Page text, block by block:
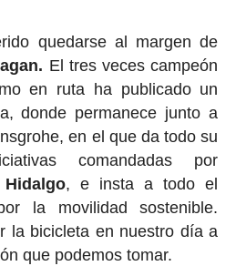
quedarse al margen de
El tres veces campeón
en ruta ha publicado un
donde permanece junto a
en el que da todo su
comandadas por
, e insta a todo el
la movilidad sostenible.
la bicicleta en nuestro día a
que podemos tomar.